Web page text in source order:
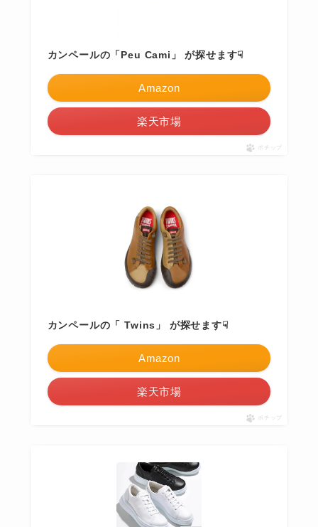
カンペールの「Peu Cami」 が探せます☟
Amazon
楽天市場
ポチップ
カンペールの「 Twins」 が探せます☟
Amazon
楽天市場
ポチップ